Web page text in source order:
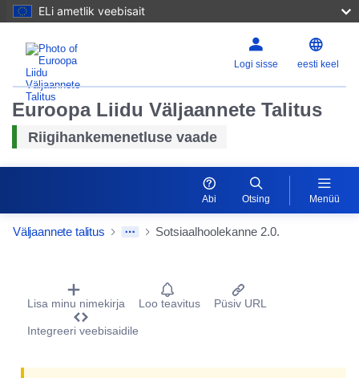
ELi ametlik veebisait
Logi sisse eesti keel
Euroopa Liidu Väljaannete Talitus
Riigihankemenetluse vaade
Abi Otsing Menüü
Väljaannete talitus Sotsiaalhoolekanne 2.0.
Procurement Detail Actions Portlet
Lisa minu nimekirja Loo teavitus Püsiv URL
Integreeri veebisaidile